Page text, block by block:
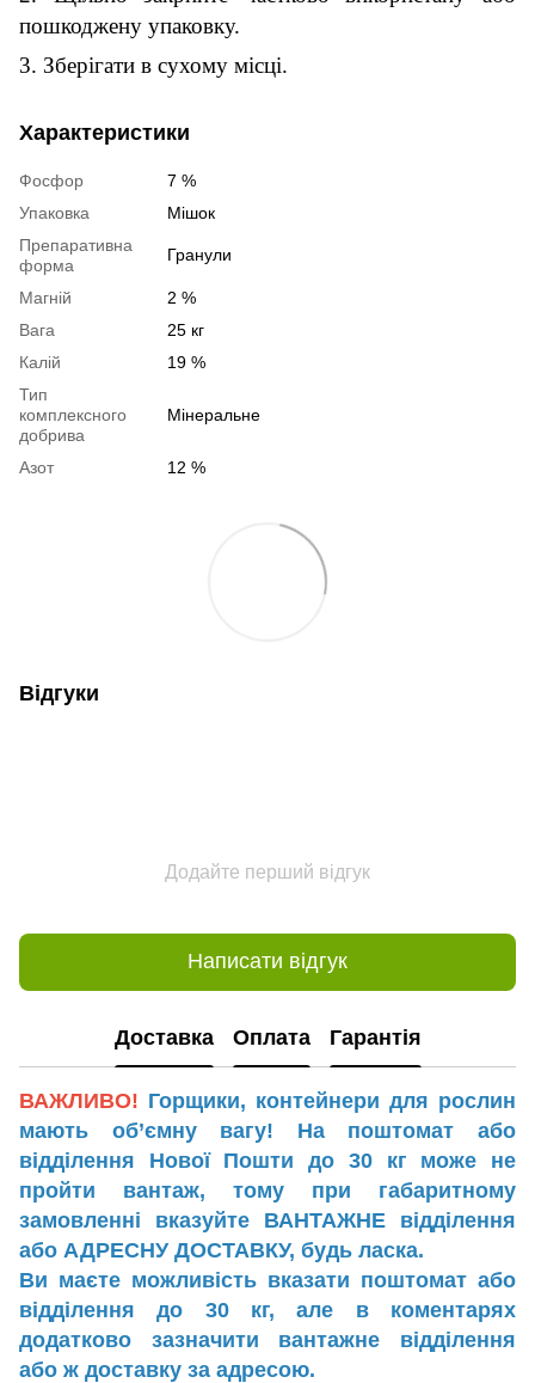
пошкоджену упаковку.
3. Зберігати в сухому місці.
Характеристики
Фосфор
7 %
Упаковка
Мішок
Препаративна
форма
Гранули
Магній
2 %
Вага
25 кг
Калій
19 %
Тип
комплексного
добрива
Мінеральне
Азот 12 %
Відгуки
Додайте перший відгук
Написати відгук
Доставка Оплата Гарантія
ВАЖЛИВО! Горщики, контейнери для рослин
мають об’ємну вагу! На поштомат або
відділення Нової Пошти до 30 кг може не
пройти вантаж, тому при габаритному
замовленні вказуйте ВАНТАЖНЕ відділення
або АДРЕСНУ ДОСТАВКУ, будь ласка.
Ви маєте можливість вказати поштомат або
відділення до 30 кг, але в коментарях
додатково зазначити вантажне відділення
або ж доставку за адресою.